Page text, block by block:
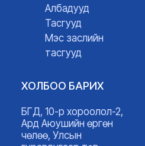
Албадууд
Тасгууд
Мэс заслийн
тасгууд
ХОЛБОО БАРИХ
БГД, 10-р хороолол-2,
Ард Аюушийн өргөн
чөлөө, Улсын